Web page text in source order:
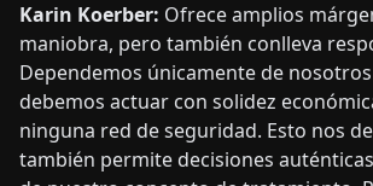
Karin Koerber: Ofrece amplios
maniobra, pero también conlleva
Dependemos únicamente de
debemos actuar con solidez
ninguna red de seguridad. Esto nos
también permite decisiones